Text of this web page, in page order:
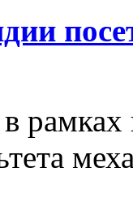
в